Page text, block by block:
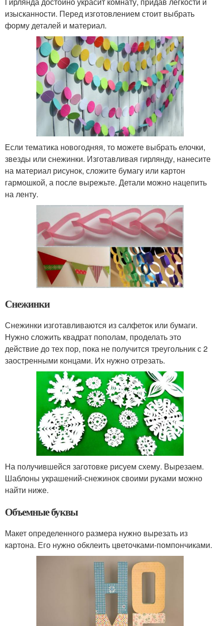
изысканности. Перед изготовлением стоит выбрать
форму деталей и материал.
Если тематика новогодняя, то можете выбрать елочки,
звезды или снежинки. Изготавливая гирлянду, нанесите
на материал рисунок, сложите бумагу или картон
гармошкой, а после вырежьте. Детали можно нацепить
на ленту.
Снежинки
Снежинки изготавливаются из салфеток или бумаги.
Нужно сложить квадрат пополам, проделать это
действие до тех пор, пока не получится треугольник с 2
заостренными концами. Их нужно отрезать.
На получившейся заготовке рисуем схему. Вырезаем.
Шаблоны украшений-снежинок своими руками можно
найти ниже.
Объемные буквы
Макет определенного размера нужно вырезать из
картона. Его нужно обклеить цветочками-помпончиками.